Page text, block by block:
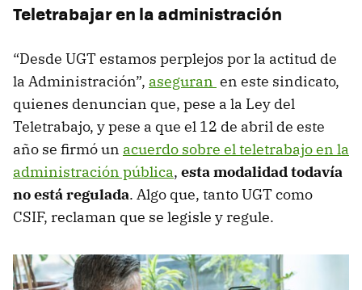
Teletrabajar en la administración
“Desde UGT estamos perplejos por la actitud de
la Administración”, aseguran en este sindicato,
quienes denuncian que, pese a la Ley del
Teletrabajo, y pese a que el 12 de abril de este
año se firmó un acuerdo sobre el teletrabajo en la
administración pública, esta modalidad todavía
no está regulada. Algo que, tanto UGT como
CSIF, reclaman que se legisle y regule.